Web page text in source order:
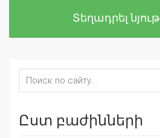
Տեղադրել նյութ
Ըստ բաժինների